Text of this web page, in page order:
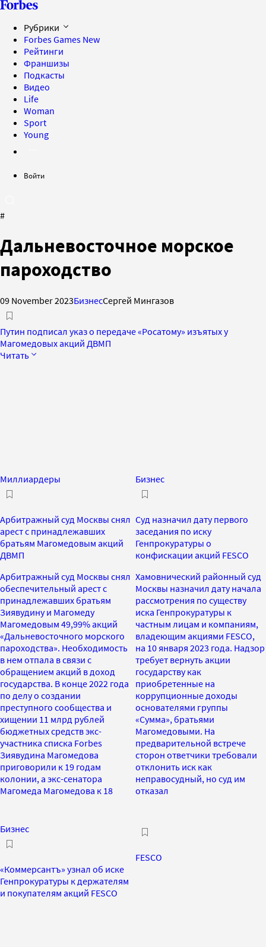
Рубрики
Forbes Games New
Рейтинги
Франшизы
Подкасты
Видео
Life
Woman
Sport
Young
Войти
#
Дальневосточное морское
пароходство
09 November 2023БизнесСергей Мингазов
Путин подписал указ о передаче «Росатому» изъятых у
Магомедовых акций ДВМП
Читать
Миллиардеры
Арбитражный суд Москвы снял
арест с принадлежавших
братьям Магомедовым акций
ДВМП
Арбитражный суд Москвы снял
обеспечительный арест с
принадлежавших братьям
Зиявудину и Магомеду
Магомедовым 49,99% акций
«Дальневосточного морского
пароходства». Необходимость
в нем отпала в связи с
обращением акций в доход
государства. В конце 2022 года
по делу о создании
преступного сообщества и
хищении 11 млрд рублей
бюджетных средств экс-
участника списка Forbes
Зиявудина Магомедова
приговорили к 19 годам
колонии, а экс-сенатора
Магомеда Магомедова к 18
Бизнес
Суд назначил дату первого
заседания по иску
Генпрокуратуры о
конфискации акций FESCO
Хамовнический районный суд
Москвы назначил дату начала
рассмотрения по существу
иска Генпрокуратуры к
частным лицам и компаниям,
владеющим акциями FESCO,
на 10 января 2023 года. Надзор
требует вернуть акции
государству как
приобретенные на
коррупционные доходы
основателями группы
«Сумма», братьями
Магомедовыми. На
предварительной встрече
сторон ответчики требовали
отклонить иск как
неправосудный, но суд им
отказал
Бизнес
«Коммерсантъ» узнал об иске
Генпрокуратуры к держателям
и покупателям акций FESCO
FESCO